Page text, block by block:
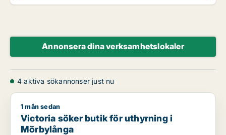
Annonsera dina verksamhetslokaler
4 aktiva sökannonser just nu
Victoria söker butik för uthyrning i Mörbylånga
1 mån sedan
Victoria söker butik för uthyrning i
Mörbylånga